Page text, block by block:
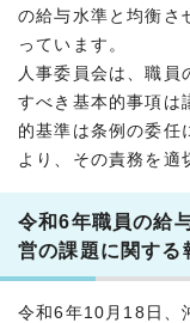
の給与水準と均衡さ
っています。
人事委員会は、職員
すべき基本的事項は
的基準は条例の委任
より、その責務を適
令和6年職員の給
営の課題に関する
令和6年10月18日、